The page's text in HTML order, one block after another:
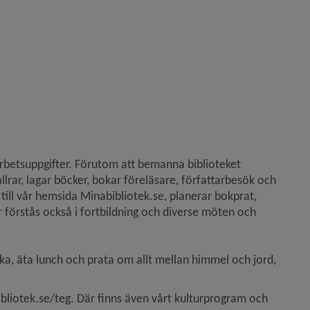
Förutom att bemanna biblioteket
lagar böcker, bokar föreläsare, författarbesök och
vår hemsida Minabibliotek.se, planerar bokprat,
förstås också i fortbildning och diverse möten och
äta lunch och prata om allt mellan himmel och jord,
teg. Där finns även vårt kulturprogram och